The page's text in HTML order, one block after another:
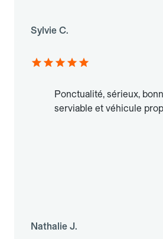
Sylvie C.
Ponctualité, sérieux,
serviable et véhicule
Nathalie J.